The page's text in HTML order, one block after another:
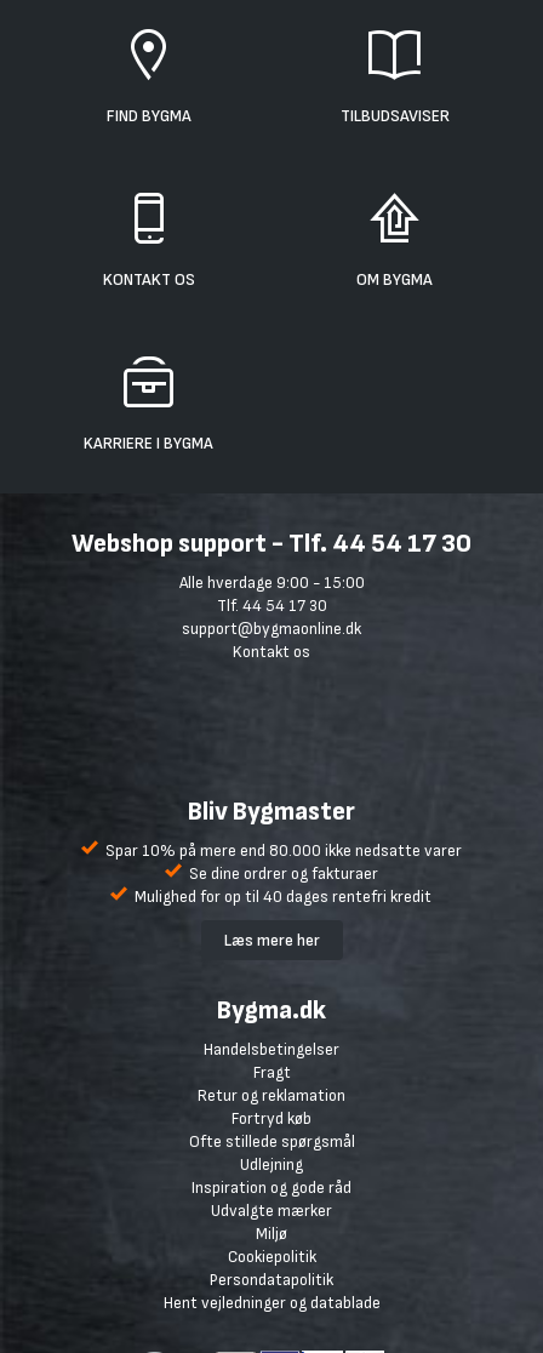
FIND BYGMA TILBUDSAVISER
KONTAKT OS OM BYGMA
KARRIERE I BYGMA
Webshop support - Tlf. 44 54 17 30
Alle hverdage 9:00 - 15:00
Tlf. 44 54 17 30
support@bygmaonline.dk
Kontakt os
Bliv Bygmaster
Spar 10% på mere end 80.000 ikke nedsatte varer
Se dine ordrer og fakturaer
Mulighed for op til 40 dages rentefri kredit
Læs mere her
Bygma.dk
Handelsbetingelser
Fragt
Retur og reklamation
Fortryd køb
Ofte stillede spørgsmål
Udlejning
Inspiration og gode råd
Udvalgte mærker
Miljø
Cookiepolitik
Persondatapolitik
Hent vejledninger og datablade